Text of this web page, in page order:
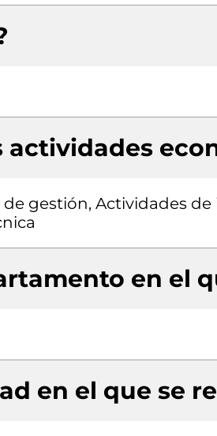
actividades
gestión, Actividades
en el
en el que se